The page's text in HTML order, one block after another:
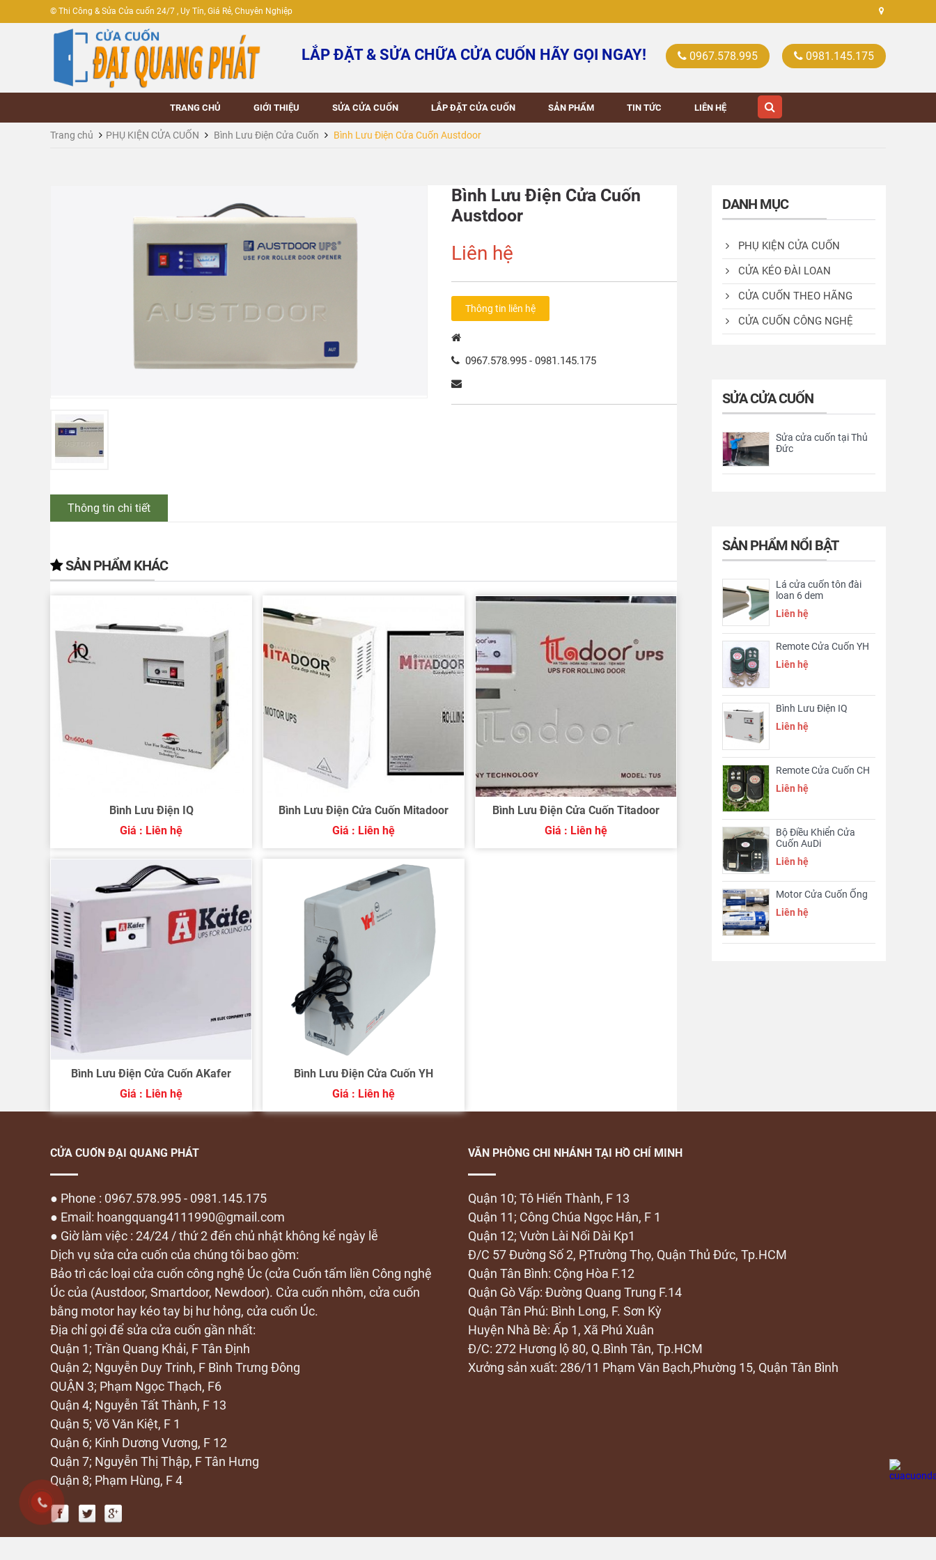
© Thi Công & Sửa Cửa cuốn 24/7 , Uy Tín, Giá Rẻ, Chuyên Nghiệp
LẮP ĐẶT & SỬA CHỮA CỬA CUỐN HÃY GỌI NGAY! 0967.578.995 0981.145.175
TRANG CHỦ GIỚI THIỆU SỬA CỬA CUỐN LẮP ĐẶT CỬA CUỐN SẢN PHẨM TIN TỨC LIÊN HỆ
Trang chủ PHỤ KIỆN CỬA CUỐN Bình Lưu Điện Cửa Cuốn Bình Lưu Điện Cửa Cuốn Austdoor
DANH MỤC
PHỤ KIỆN CỬA CUỐN
CỬA KÉO ĐÀI LOAN
CỬA CUỐN THEO HÃNG
CỬA CUỐN CÔNG NGHỆ
SỬA CỬA CUỐN
Sửa cửa cuốn tại Thủ
Đức
SẢN PHẨM NỔI BẬT
Lá cửa cuốn tôn đài
loan 6 dem
Liên hệ
Remote Cửa Cuốn YH
Liên hệ
Bình Lưu Điện IQ
Liên hệ
Remote Cửa Cuốn CH
Liên hệ
Bộ Điều Khiển Cửa
Cuốn AuDi
Liên hệ
Motor Cửa Cuốn Ống
Liên hệ
Bình Lưu Điện Cửa Cuốn
Austdoor
Liên hệ
Thông tin liên hệ
0967.578.995 - 0981.145.175
Thông tin chi tiết
SẢN PHẨM KHÁC
Bình Lưu Điện IQ
Giá : Liên hệ
Bình Lưu Điện Cửa Cuốn Mitadoor
Giá : Liên hệ
Bình Lưu Điện Cửa Cuốn Titadoor
Giá : Liên hệ
Bình Lưu Điện Cửa Cuốn AKafer
Giá : Liên hệ
Bình Lưu Điện Cửa Cuốn YH
Giá : Liên hệ
CỬA CUỐN ĐẠI QUANG PHÁT
● Phone : 0967.578.995 - 0981.145.175
● Email: hoangquang4111990@gmail.com
● Giờ làm việc : 24/24 / thứ 2 đến chủ nhật không kể ngày lễ
Dịch vụ sửa cửa cuốn của chúng tôi bao gồm:
Bảo trì các loại cửa cuốn công nghệ Úc (cửa Cuốn tấm liền Công nghệ
Úc của (Austdoor, Smartdoor, Newdoor). Cửa cuốn nhôm, cửa cuốn
bằng motor hay kéo tay bị hư hỏng, cửa cuốn Úc.
Địa chỉ gọi để sửa cửa cuốn gần nhất:
Quận 1; Trần Quang Khải, F Tân Định
Quận 2; Nguyễn Duy Trinh, F Bình Trưng Đông
QUẬN 3; Phạm Ngọc Thạch, F6
Quận 4; Nguyễn Tất Thành, F 13
Quận 5; Võ Văn Kiệt, F 1
Quận 6; Kinh Dương Vương, F 12
Quận 7; Nguyễn Thị Thập, F Tân Hưng
Quận 8; Phạm Hùng, F 4
VĂN PHÒNG CHI NHÁNH TẠI HỒ CHÍ MINH
Quận 10; Tô Hiến Thành, F 13
Quận 11; Công Chúa Ngọc Hân, F 1
Quận 12; Vườn Lài Nối Dài Kp1
Đ/C 57 Đường Số 2, P,Trường Thọ, Quận Thủ Đức, Tp.HCM
Quận Tân Bình: Cộng Hòa F.12
Quận Gò Vấp: Đường Quang Trung F.14
Quận Tân Phú: Bình Long, F. Sơn Kỳ
Huyện Nhà Bè: Ấp 1, Xã Phú Xuân
Đ/C: 272 Hương lộ 80, Q.Bình Tân, Tp.HCM
Xưởng sản xuất: 286/11 Phạm Văn Bạch,Phường 15, Quận Tân Bình